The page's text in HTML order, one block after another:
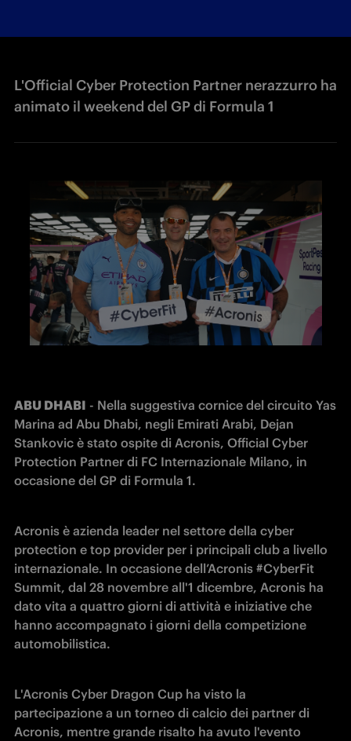
L'Official Cyber Protection Partner nerazzurro ha
animato il weekend del GP di Formula 1
ABU DHABI - Nella suggestiva cornice del circuito Yas
Marina ad Abu Dhabi, negli Emirati Arabi, Dejan
Stankovic è stato ospite di Acronis, Official Cyber
Protection Partner di FC Internazionale Milano, in
occasione del GP di Formula 1.
Acronis è azienda leader nel settore della cyber
protection e top provider per i principali club a livello
internazionale. In occasione dell’Acronis #CyberFit
Summit, dal 28 novembre all'1 dicembre, Acronis ha
dato vita a quattro giorni di attività e iniziative che
hanno accompagnato i giorni della competizione
automobilistica.
L'Acronis Cyber Dragon Cup ha visto la
partecipazione a un torneo di calcio dei partner di
Acronis, mentre grande risalto ha avuto l'evento